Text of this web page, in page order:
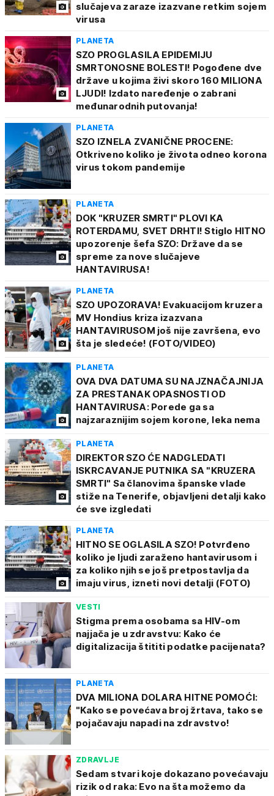
slučajeva zaraze izazvane retkim sojem
virusa
PLANETA
SZO PROGLASILA EPIDEMIJU
SMRTONOSNE BOLESTI! Pogođene dve
države u kojima živi skoro 160 MILIONA
LJUDI! Izdato naređenje o zabrani
međunarodnih putovanja!
PLANETA
SZO IZNELA ZVANIČNE PROCENE:
Otkriveno koliko je života odneo korona
virus tokom pandemije
PLANETA
DOK "KRUZER SMRTI" PLOVI KA
ROTERDAMU, SVET DRHTI! Stiglo HITNO
upozorenje šefa SZO: Države da se
spreme za nove slučajeve
HANTAVIRUSA!
PLANETA
SZO UPOZORAVA! Evakuacijom kruzera
MV Hondius kriza izazvana
HANTAVIRUSOM još nije završena, evo
šta je sledeće! (FOTO/VIDEO)
PLANETA
OVA DVA DATUMA SU NAJZNAČAJNIJA
ZA PRESTANAK OPASNOSTI OD
HANTAVIRUSA: Porede ga sa
najzaraznijim sojem korone, leka nema
PLANETA
DIREKTOR SZO ĆE NADGLEDATI
ISKRCAVANJE PUTNIKA SA "KRUZERA
SMRTI" Sa članovima španske vlade
stiže na Tenerife, objavljeni detalji kako
će sve izgledati
PLANETA
HITNO SE OGLASILA SZO! Potvrđeno
koliko je ljudi zaraženo hantavirusom i
za koliko njih se još pretpostavlja da
imaju virus, izneti novi detalji (FOTO)
VESTI
Stigma prema osobama sa HIV-om
najjača je u zdravstvu: Kako će
digitalizacija štititi podatke pacijenata?
PLANETA
DVA MILIONA DOLARA HITNE POMOĆI:
"Kako se povećava broj žrtava, tako se
pojačavaju napadi na zdravstvo!
ZDRAVLJE
Sedam stvari koje dokazano povećavaju
rizik od raka: Evo na šta možemo da